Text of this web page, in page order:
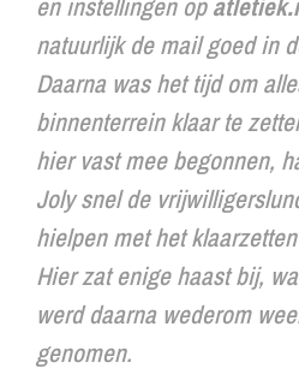
natuurlijk de mail goed in
Daarna was het tijd om
binnenterrein klaar te
hier vast mee begonnen,
Joly snel de
hielpen met het
Hier zat enige haast bij,
werd daarna wederom
genomen.